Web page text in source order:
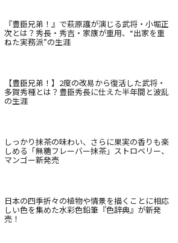
『豊臣兄弟！』で萩原護が演じる武将・小堀正
次とは？秀長・秀吉・家康が重用、“出家を重
ねた実務派”の生涯
【豊臣兄弟！】2度の改易から復活した武将・
多賀秀種とは？豊臣秀長に仕えた半年間と波乱
の生涯
しっかり抹茶の味わい、さらに果実の香りも楽
しめる「無糖フレーバー抹茶」ストロベリー、
マンゴー新発売
日本の四季折々の植物や情景を描くことに相応
しい色を集めた水彩色鉛筆『色辞典』が新発
売！